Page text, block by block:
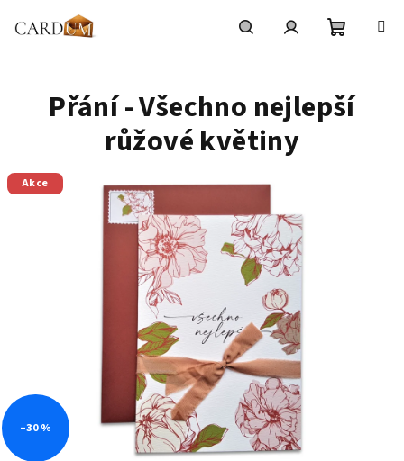
košík
Přání - Všechno nejlepší
růžové květiny
Akce
–30 %